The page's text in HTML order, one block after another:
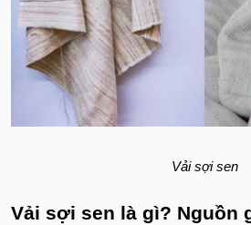
Vải sợi sen
Vải sợi sen là gì? Nguồn